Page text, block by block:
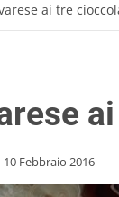
ai tre
10 Febbraio 2016